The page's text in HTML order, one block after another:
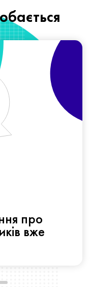
про
вже